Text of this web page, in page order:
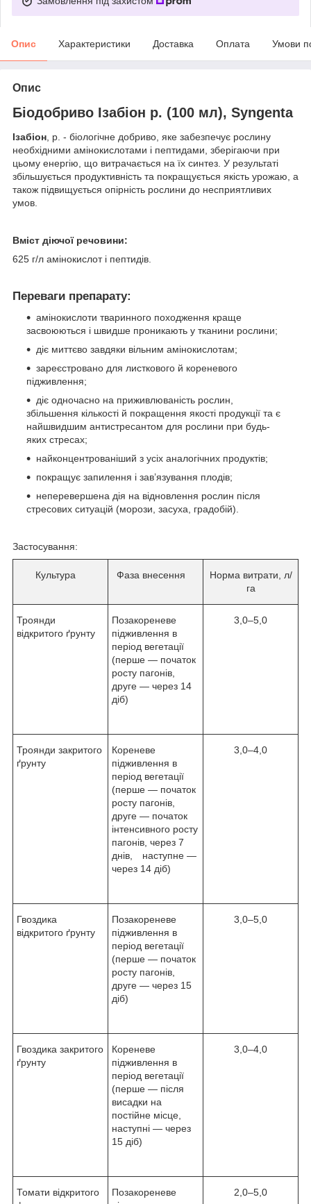
Опис Характеристики Доставка Оплата Умови
Опис
Біодобриво Ізабіон р. (100 мл), Syngenta
Ізабіон, р. - біологічне добриво, яке забезпечує рослину
необхідними амінокислотами і пептидами, зберігаючи при
цьому енергію, що витрачається на їх синтез. У результаті
збільшується продуктивність та покращується якість урожаю, а
також підвищується опірність рослини до несприятливих
умов.
Вміст діючої речовини:
625 г/л амінокислот і пептидів.
Переваги препарату:
амінокислоти тваринного походження краще
засвоюються і швидше проникають у тканини рослини;
діє миттєво завдяки вільним амінокислотам;
зареєстровано для листкового й кореневого
підживлення;
діє одночасно на приживлюваність рослин,
збільшення кількості й покращення якості продукції та є
найшвидшим антистресантом для рослини при будь-
яких стресах;
найконцентрованіший з усіх аналогічних продуктів;
покращує запилення і зав’язування плодів;
неперевершена дія на відновлення рослин після
стресових ситуацій (морози, засуха, градобій).
Застосування:
Культура Фаза внесення
Норма витрати, л/
га
Троянди
відкритого ґрунту
Позакореневе
підживлення в
період вегетації
(перше — початок
росту пагонів,
друге — через 14
діб)
3,0–5,0
Троянди закритого
ґрунту
Кореневе
підживлення в
період вегетації
(перше — початок
росту пагонів,
друге — початок
інтенсивного росту
пагонів, через 7
днів, наступне —
через 14 діб)
3,0–4,0
Гвоздика
відкритого ґрунту
Позакореневе
підживлення в
період вегетації
(перше — початок
росту пагонів,
друге — через 15
діб)
3,0–5,0
Гвоздика закритого
ґрунту
Кореневе
підживлення в
період вегетації
(перше — після
висадки на
постійне місце,
наступні — через
15 діб)
3,0–4,0
Томати відкритого
Позакореневе
2,0–5,0